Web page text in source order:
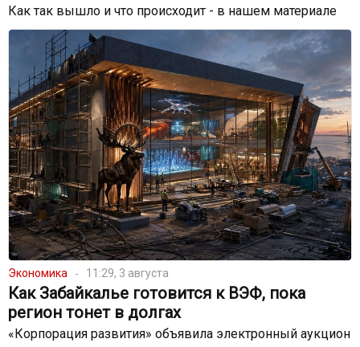
Как так вышло и что происходит - в нашем материале
Экономика 11:29, 3 августа
Как Забайкалье готовится к ВЭФ, пока
регион тонет в долгах
«Корпорация развития» объявила электронный аукцион